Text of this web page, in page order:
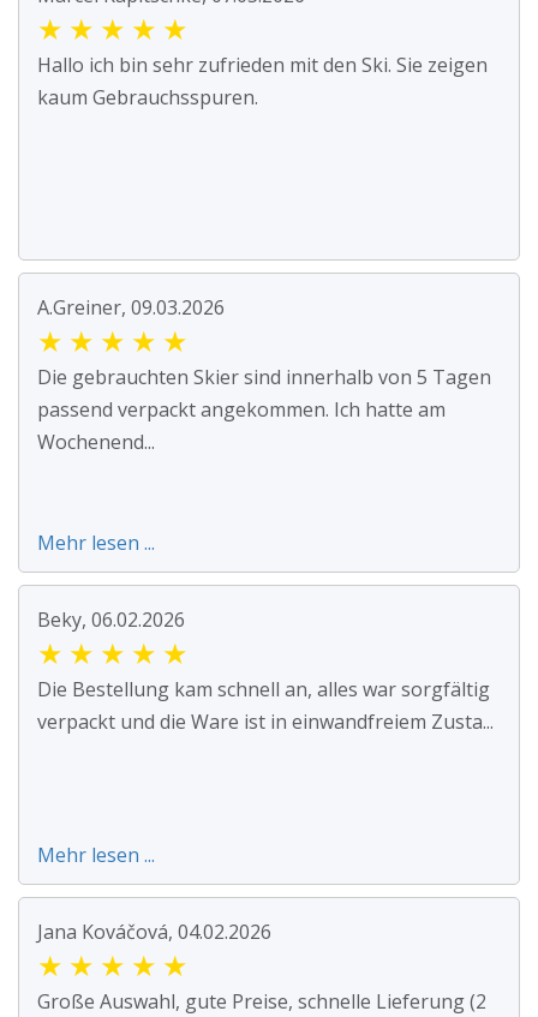
★ ★ ★ ★ ★
Hallo ich bin sehr zufrieden mit den Ski. Sie zeigen
kaum Gebrauchsspuren.
A.Greiner, 09.03.2026
★ ★ ★ ★ ★
Die gebrauchten Skier sind innerhalb von 5 Tagen
passend verpackt angekommen. Ich hatte am
Wochenend...
Mehr lesen ...
Beky, 06.02.2026
★ ★ ★ ★ ★
Die Bestellung kam schnell an, alles war sorgfältig
verpackt und die Ware ist in einwandfreiem Zusta...
Mehr lesen ...
Jana Kováčová, 04.02.2026
★ ★ ★ ★ ★
Große Auswahl, gute Preise, schnelle Lieferung (2